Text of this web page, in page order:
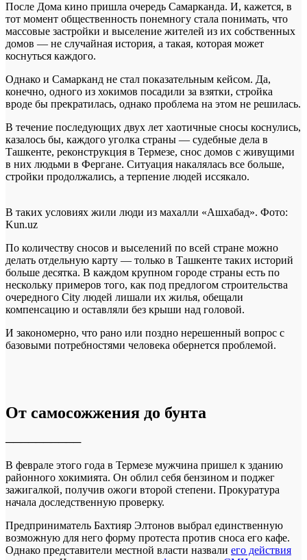
После Дома кино пришла очередь Самарканда. И, кажется, в
тот момент общественность понемногу стала понимать, что
массовые застройки и выселение жителей из их собственных
домов — не случайная история, а такая, которая может
коснуться каждого.
Однако и Самарканд не стал показательным кейсом. Да,
конечно, одного из хокимов посадили за взятки, стройка
вроде бы прекратилась, однако проблема на этом не решилась.
В течение последующих двух лет хаотичные сносы коснулись,
казалось бы, каждого уголка страны — судебные дела в
Ташкенте, реконструкция в Термезе, снос домов с живущими
в них людьми в Фергане. Ситуация накалялась все больше,
стройки продолжались, а терпение людей иссякало.
В таких условиях жили люди из махалли «Ашхабад». Фото:
Kun.uz
По количеству сносов и выселений по всей стране можно
делать отдельную карту — только в Ташкенте таких историй
больше десятка. В каждом крупном городе страны есть по
нескольку примеров того, как под предлогом строительства
очередного City людей лишали их жилья, обещали
компенсацию и оставляли без крыши над головой.
И закономерно, что рано или поздно нерешенный вопрос с
базовыми потребностями человека обернется проблемой.
От самосожжения до бунта
──────────
В феврале этого года в Термезе мужчина пришел к зданию
районного хокимията. Он облил себя бензином и поджег
зажигалкой, получив ожоги второй степени. Прокуратура
начала доследственную проверку.
Предприниматель Бахтияр Элтонов выбрал единственную
возможную для него форму протеста против сноса его кафе.
Однако представители местной власти назвали его действия